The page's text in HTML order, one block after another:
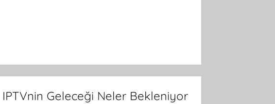
IPTVnin Geleceği Neler Bekleniyor